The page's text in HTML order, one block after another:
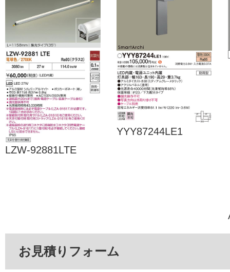
LZW-92881LTE
YYY87244LE1
お見積りフォーム